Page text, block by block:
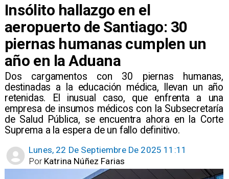
Insólito hallazgo en el
aeropuerto de Santiago: 30
piernas humanas cumplen un
año en la Aduana
​Dos cargamentos con 30 piernas humanas,
destinadas a la educación médica, llevan un año
retenidas. El inusual caso, que enfrenta a una
empresa de insumos médicos con la Subsecretaría
de Salud Pública, se encuentra ahora en la Corte
Suprema a la espera de un fallo definitivo.
Lunes, 22 De Septiembre De 2025 11:11
Katrina Núñez Farias
Por